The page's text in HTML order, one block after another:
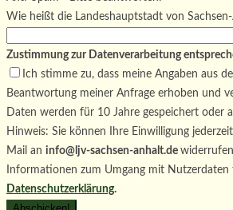
Wie heißt die Landeshauptstadt von
Zustimmung zur Datenverarbeitung
Ich stimme zu, dass meine Angaben aus
Beantwortung meiner Anfrage erhoben und
Daten werden für 10 Jahre gespeichert oder
Hinweis: Sie können Ihre Einwilligung
Mail an info@ljv-sachsen-anhalt.de
Informationen zum Umgang mit Nutzerdaten
Datenschutzerklärung.